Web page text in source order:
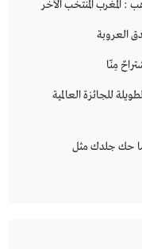
: المغرب المنتخب الآخر
العروبة
مِنّا
للجائزة العالمية
حك جلدك مثل